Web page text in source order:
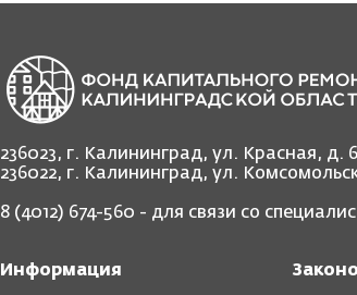
236023, г. Калининград, ул. Красная, д.
236022, г. Калининград, ул.
8 (4012) 674-560 - для связи со
Информация